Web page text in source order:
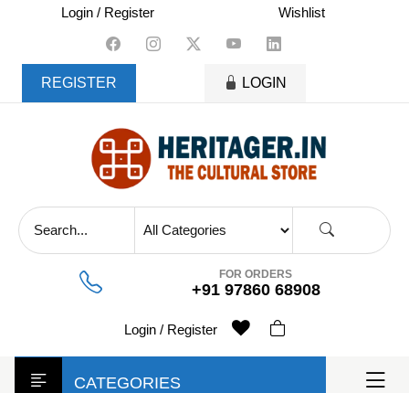
content
Login / Register Wishlist
REGISTER LOGIN
FOR ORDERS
+91 97860 68908
Login / Register
CATEGORIES